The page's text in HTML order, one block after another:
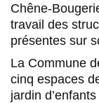
Chêne-
travail des
présentes sur
La Commune
cinq espaces
jardin